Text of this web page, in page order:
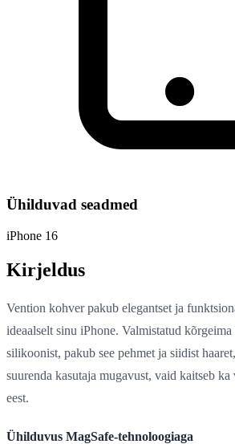
Ühilduvad seadmed
iPhone 16
Kirjeldus
Vention kohver pakub elegantset ja
ideaalselt sinu iPhone. Valmistatud
silikoonist, pakub see pehmet ja siidist
suurenda kasutaja mugavust, vaid kaitseb
eest.
Ühilduvus MagSafe-tehnoloogiaga